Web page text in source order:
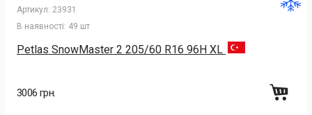
Артикул: 23931
В наявності: 49 шт
Petlas SnowMaster 2 205/60 R16 96H XL
3006 грн.